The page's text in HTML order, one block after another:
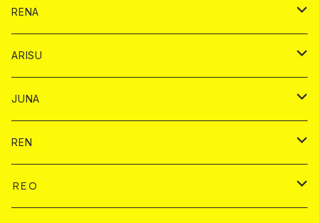
1ドリンク
1ドリンク
ショット
バイカ
ドリンク
シャンパン
ドリンク
チェキ
RENA
バイカ
ドリンク
ドリンク
ヤードグラス
チェキ
ARISU
バイカ
ドリンク
ドリンク
チェキ
JUNA
バイカ
ドリンク
REN
バイカ
ＲＥＯ